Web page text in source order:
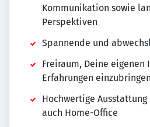
Kommunikation sowie
Perspektiven
Spannende und
Freiraum, Deine eigenen
Erfahrungen
Hochwertige
auch Home-Office